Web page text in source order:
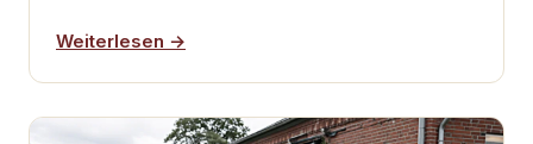
Weiterlesen →